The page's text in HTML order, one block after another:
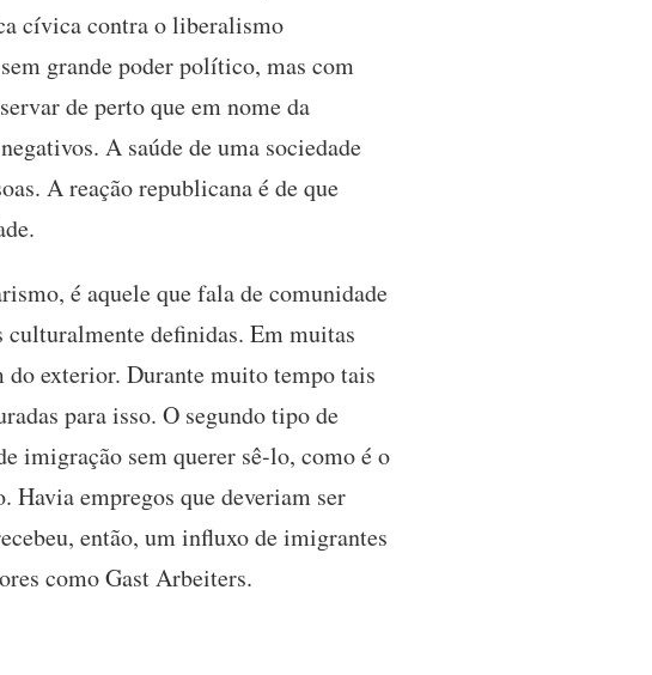
cívica contra o liberalismo
grande poder político, mas com
de perto que em nome da
A saúde de uma sociedade
A reação republicana é de que
é aquele que fala de comunidade
definidas. Em muitas
do exterior. Durante muito tempo tais
para isso. O segundo tipo de
imigração sem querer sê-lo, como é o
Havia empregos que deveriam ser
então, um influxo de imigrantes
como Gast Arbeiters.